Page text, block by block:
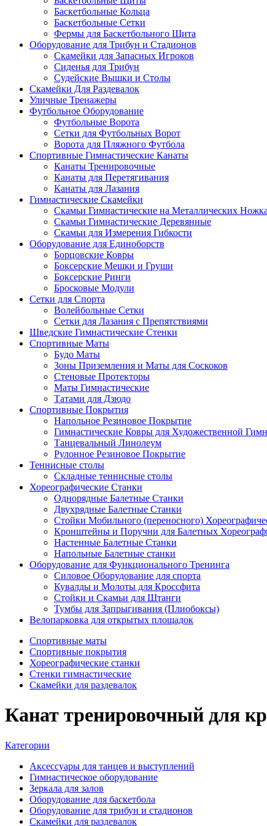
Баскетбольные Кольца
Баскетбольные Сетки
Фермы для Баскетбольного Щита
Оборудование для Трибун и Стадионов
Скамейки для Запасных Игроков
Сиденья для Трибун
Судейские Вышки и Столы
Скамейки Для Раздевалок
Уличные Тренажеры
Футбольное Оборудование
Футбольные Ворота
Сетки для Футбольных Ворот
Ворота для Пляжного Футбола
Спортивные Гимнастические Канаты
Канаты Тренировочные
Канаты для Перетягивания
Канаты для Лазания
Гимнастические Скамейки
Скамьи Гимнастические на Металлических
Скамьи Гимнастические Деревянные
Скамьи для Измерения Гибкости
Оборудование для Единоборств
Борцовские Ковры
Боксерские Мешки и Груши
Боксерские Ринги
Бросковые Модули
Сетки для Спорта
Волейбольные Сетки
Сетки для Лазания с Препятствиями
Шведские Гимнастические Стенки
Спортивные Маты
Будо Маты
Зоны Приземления и Маты для Соскоков
Стеновые Протекторы
Маты Гимнастические
Татами для Дзюдо
Спортивные Покрытия
Напольное Резиновое Покрытие
Гимнастические Ковры для Художественной
Танцевальный Линолеум
Рулонное Резиновое Покрытие
Теннисные столы
Складные теннисные столы
Хореографические Станки
Однорядные Балетные Станки
Двухрядные Балетные Станки
Стойки Мобильного (переносного)
Кронштейны и Поручни для Балетных
Настенные Балетные Станки
Напольные Балетные станки
Оборудование для Функционального Тренинга
Силовое Оборудование для спорта
Кувалды и Молоты для Кроссфита
Стойки и Скамьи для Штанги
Тумбы для Запрыгивания (Плиобоксы)
Велопарковка для открытых площадок
Спортивные маты
Спортивные покрытия
Хореографические станки
Стенки гимнастические
Скамейки для раздевалок
Канат тренировочный для
Категории
Аксессуары для танцев и выступлений
Гимнастическое оборудование
Зеркала для залов
Оборудование для баскетбола
Оборудование для трибун и стадионов
Скамейки для раздевалок